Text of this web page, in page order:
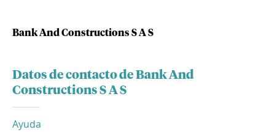
Bank And Constructions S A S
Datos de contacto de Bank And
Constructions S A S
Ayuda